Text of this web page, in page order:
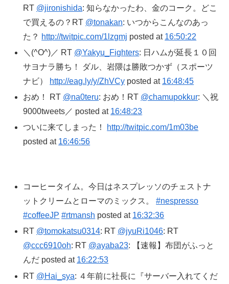
RT @jironishida: 知らなかったわ、金のコーク。どこ
で買えるの？RT @tonakan: いつからこんなのあっ
た？ http://twitpic.com/1lzgmj posted at 16:50:22
＼(^O^)／ RT @Yakyu_Fighters: 日ハムが延長１０回
サヨナラ勝ち！ ダル、岩隈は勝敗つかず（スポーツ
ナビ）
http://eag.ly/y/ZhVCy posted at 16:48:45
おめ！ RT @na0teru: おめ！RT @chamupokkur: ＼祝
9000tweets／ posted at 16:48:23
ついに来てしまった！
http://twitpic.com/1m03be
posted at 16:46:56
コーヒータイム。今日はネスプレッソのチェストナ
ットクリームとローマのミックス。#nespresso
#coffeeJP #rtmansh posted at 16:32:36
RT @tomokatsu0314: RT @jyuRi1046: RT
@ccc6910oh: RT @ayaba23: 【速報】布団がふっと
んだ posted at 16:22:53
RT @Hai_sya: ４年前に社長に『サーバー入れてくだ